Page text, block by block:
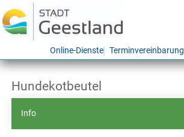
Online-Dienste Terminvereinbarung
Hundekotbeutel
Info